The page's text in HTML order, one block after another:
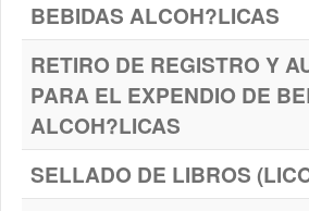
BEBIDAS ALCOH?LICAS
RETIRO DE REGISTRO Y
PARA EL EXPENDIO DE
ALCOH?LICAS
SELLADO DE LIBROS